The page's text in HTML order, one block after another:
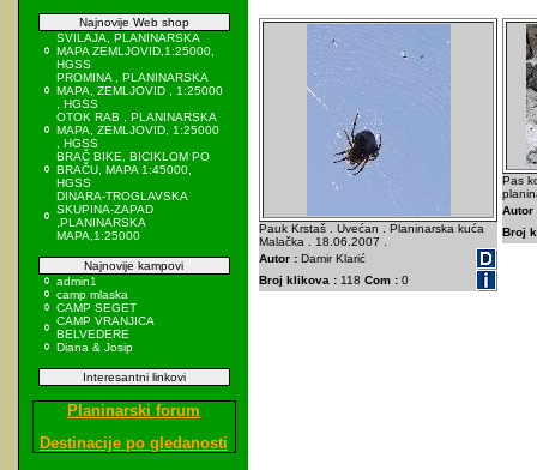
Najnovije Web shop
SVILAJA, PLANINARSKA
MAPA ZEMLJOVID,1:25000,
HGSS
PROMINA , PLANINARSKA
MAPA, ZEMLJOVID , 1:25000
, HGSS
OTOK RAB , PLANINARSKA
MAPA, ZEMLJOVID, 1:25000
, HGSS
BRAČ BIKE, BICIKLOM PO
BRAČU, MAPA 1:45000,
HGSS
DINARA-TROGLAVSKA
SKUPINA-ZAPAD
,PLANINARSKA
MAPA,1:25000
Najnovije kampovi
admin1
camp mlaska
CAMP SEGET
CAMP VRANJICA
BELVEDERE
Diana & Josip
Interesantni linkovi
Planinarski forum
Destinacije po gledanosti
Pauk Krstaš . Uvećan . Planinarska kuća
Malačka . 18.06.2007 .
Autor : Damir Klarić
Broj klikova : 118 Com : 0
Pas
Autor
Broj